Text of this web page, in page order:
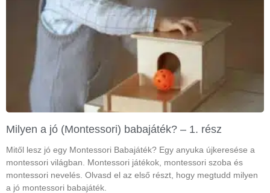
Milyen a jó (Montessori) babajáték? – 1. rész
Mitől lesz jó egy Montessori Babajáték? Egy anyuka újkeresése a
montessori világban. Montessori játékok, montessori szoba és
montessori nevelés. Olvasd el az első részt, hogy megtudd milyen
a jó montessori babajáték.